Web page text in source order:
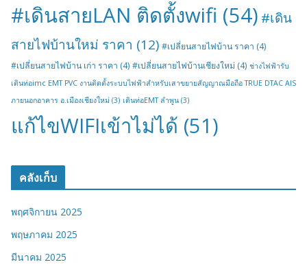
#เดินสายLAN ติดตั้งwifi (54) #เดิน
สายไฟบ้านใหม่ ราคา (12) #เปลี่ยนสายไฟบ้าน ราคา (4)
#เปลี่ยนสายไฟบ้าน เก่า ราคา (4) #เปลี่ยนสายไฟบ้านเชียงใหม่ (4) ช่างไฟฟ้ารับ
เดินท่อimc EMT PVC งานติดตั้งระบบไฟฟ้าสำหรับเสาขยายสัญญาณมือถือ TRUE DTAC AIS
ภายนอกอาคาร อ.เมืองเชียงใหม่ (3) เดินท่อEMT ลำพูน (3)
แก้ไขWIFIเข้าไม่ได้ (51)
คลังเก็บ
พฤศจิกายน 2025
พฤษภาคม 2025
มีนาคม 2025